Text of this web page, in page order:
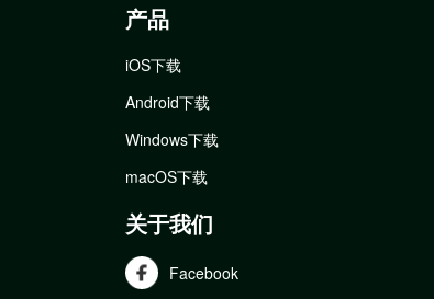
产品
iOS下载
Android下载
Windows下载
macOS下载
关于我们
Facebook